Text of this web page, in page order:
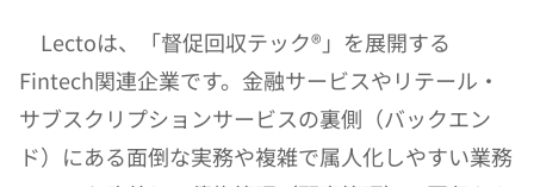
Lectoは、「督促回収テック®」を展開する
Fintech関連企業です。金融サービスやリテール・
サブスクリプションサービスの裏側（バックエン
ド）にある面倒な実務や複雑で属人化しやすい業務